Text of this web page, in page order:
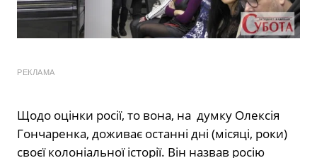
РЕКЛАМА
Щодо оцінки росії, то вона, на думку Олексія
Гончаренка, доживає останні дні (місяці, роки)
своєї колоніальної історії. Він назвав росію